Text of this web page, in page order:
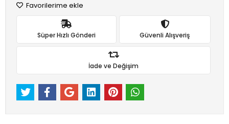
Favorilerime ekle
Süper Hızlı Gönderi Güvenli Alışveriş
İade ve Değişim